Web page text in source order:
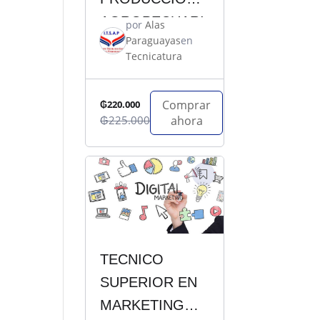
AGROPECUARI
A
porAlas
Paraguayasen
Tecnicatura
₲220.000
₲225.000
Comprar
ahora
TECNICO
SUPERIOR EN
MARKETING